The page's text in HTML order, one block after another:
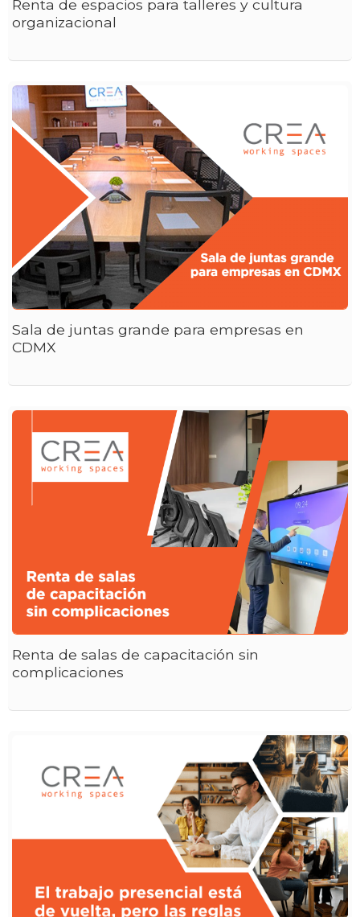
Renta de espacios para talleres y cultura
organizacional
Sala de juntas grande para empresas en
CDMX
Renta de salas de capacitación sin
complicaciones